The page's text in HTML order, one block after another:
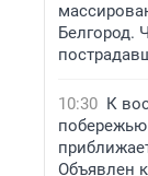
Белгород.
10:30 К
Объявлен